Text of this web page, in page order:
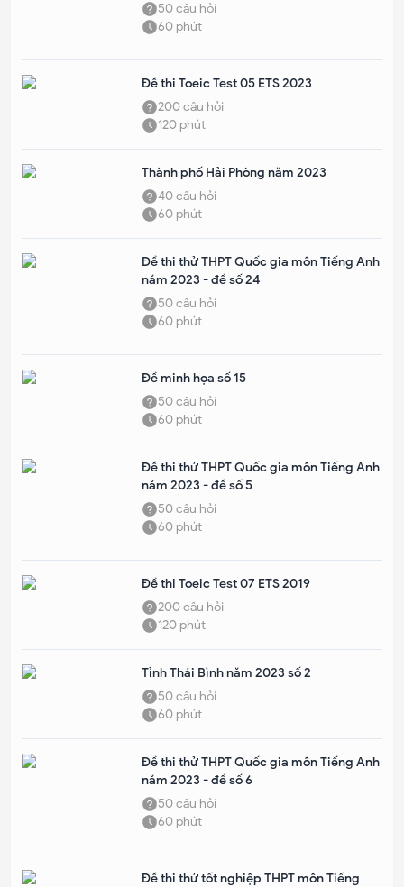
50câu hỏi
60 phút
Đề thi Toeic Test 05 ETS 2023
200câu hỏi
120 phút
Thành phố Hải Phòng năm 2023
40câu hỏi
60 phút
Đề thi thử THPT Quốc gia môn Tiếng Anh
năm 2023 - đề số 24
50câu hỏi
60 phút
Đề minh họa số 15
50câu hỏi
60 phút
Đề thi thử THPT Quốc gia môn Tiếng Anh
năm 2023 - đề số 5
50câu hỏi
60 phút
Đề thi Toeic Test 07 ETS 2019
200câu hỏi
120 phút
Tỉnh Thái Bình năm 2023 số 2
50câu hỏi
60 phút
Đề thi thử THPT Quốc gia môn Tiếng Anh
năm 2023 - đề số 6
50câu hỏi
60 phút
Đề thi thử tốt nghiệp THPT môn Tiếng